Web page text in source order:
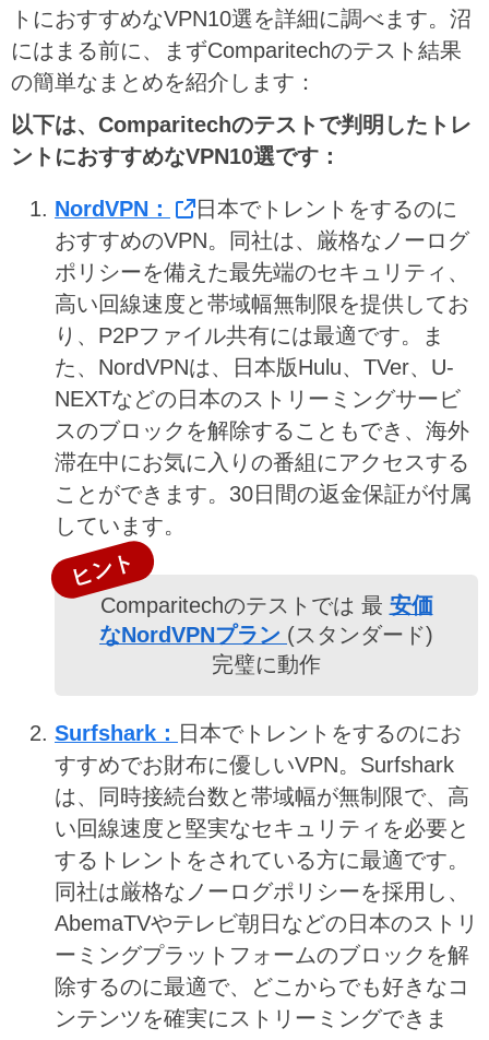
トにおすすめなVPN10選を詳細に調べます。沼
にはまる前に、まずComparitechのテスト結果
の簡単なまとめを紹介します：
以下は、Comparitechのテストで判明したトレ
ントにおすすめなVPN10選です：
NordVPN：
日本でトレントをするのに
おすすめのVPN。同社は、厳格なノーログ
ポリシーを備えた最先端のセキュリティ、
高い回線速度と帯域幅無制限を提供してお
り、P2Pファイル共有には最適です。ま
た、NordVPNは、日本版Hulu、TVer、U-
NEXTなどの日本のストリーミングサービ
スのブロックを解除することもでき、海外
滞在中にお気に入りの番組にアクセスする
ことができます。30日間の返金保証が付属
しています。
ヒント
Comparitechのテストでは 最 安価
なNordVPNプラン (スタンダード)
完璧に動作
Surfshark： 日本でトレントをするのにお
すすめでお財布に優しいVPN。Surfshark
は、同時接続台数と帯域幅が無制限で、高
い回線速度と堅実なセキュリティを必要と
するトレントをされている方に最適です。
同社は厳格なノーログポリシーを採用し、
AbemaTVやテレビ朝日などの日本のストリ
ーミングプラットフォームのブロックを解
除するのに最適で、どこからでも好きなコ
ンテンツを確実にストリーミングできま